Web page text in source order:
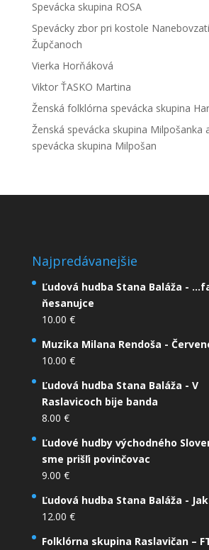
Spevácka skupina ROSA
Spevácky zbor pri kostole
Župčanoch
Vierka Horňáková
Viktor ŤASKO Martina
Ženská folklórna spevácka skupina
Ženská spevácka skupina Milpošanka
spevácka skupina Milpošan
Najpredávanejšie
Ľudová hudba Stana Baláža -
ňesanujce
10.00 €
Muzika Milana Rendoša -
10.00 €
Ľudová hudba Stana Baláža - V
Raslavicoch bije banda
8.00 €
Ľudové hudby východného
sme prišľi povinčovac
9.00 €
Ľudová hudba Stana Baláža -
12.00 €
Folklórna skupina Raslavičan –